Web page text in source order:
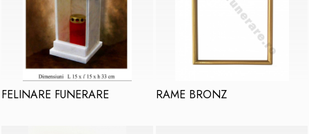
FELINARE FUNERARE RAME BRONZ